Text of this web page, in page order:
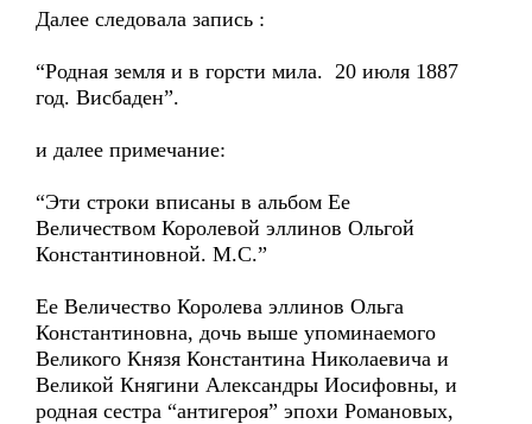
Далее следовала запись :
“Родная земля и в горсти мила. 20 июля 1887
год. Висбаден”.
и далее примечание:
“Эти строки вписаны в альбом Ее
Величеством Королевой эллинов Ольгой
Константиновной. М.С.”
Ее Величество Королева эллинов Ольга
Константиновна, дочь выше упоминаемого
Великого Князя Константина Николаевича и
Великой Княгини Александры Иосифовны, и
родная сестра “антигероя” эпохи Романовых,